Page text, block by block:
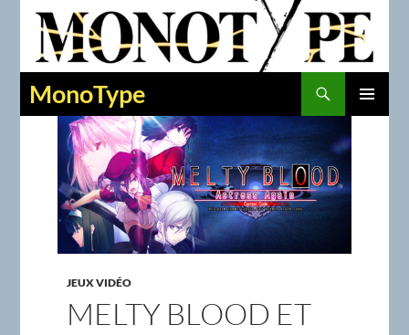
MonoType
Recherche
PRINCIPAL
CONTENU
JEUX VIDÉO
MELTY BLOOD ET